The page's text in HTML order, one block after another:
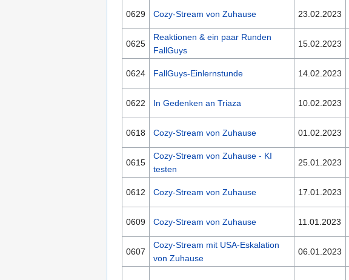
0629 Cozy-Stream von Zuhause 23.02.2023
0625
Reaktionen & ein paar Runden
FallGuys
15.02.2023
0624 FallGuys-Einlernstunde 14.02.2023
0622 In Gedenken an Triaza 10.02.2023
0618 Cozy-Stream von Zuhause 01.02.2023
0615
Cozy-Stream von Zuhause - KI
testen
25.01.2023
0612 Cozy-Stream von Zuhause 17.01.2023
0609 Cozy-Stream von Zuhause 11.01.2023
0607
Cozy-Stream mit USA-Eskalation
von Zuhause
06.01.2023